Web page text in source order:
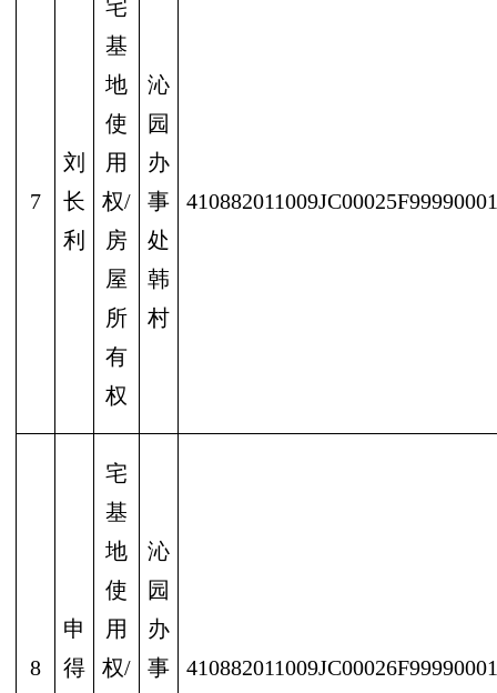
7
刘
长
利
宅
基
地
使
用
权/
房
屋
所
有
权
沁
园
办
事
处
韩
村
410882011009JC00025F99990001
8
申
得
宅
基
地
使
用
权/
沁
园
办
事
410882011009JC00026F99990001